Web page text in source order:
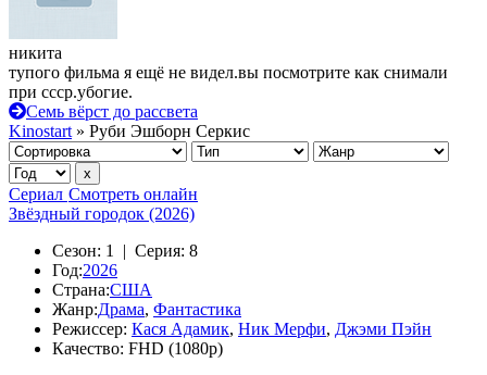
никита
тупого фильма я ещё не видел.вы посмотрите как снимали
при ссср.убогие.
Семь вёрст до рассвета
Kinostart » Руби Эшборн Серкис
Сериал Смотреть онлайн
Звёздный городок (2026)
Сезон: 1 | Серия: 8
Год:2026
Страна:США
Жанр:Драма, Фантастика
Режиссер: Кася Адамик, Ник Мерфи, Джэми Пэйн
Качество: FHD (1080p)